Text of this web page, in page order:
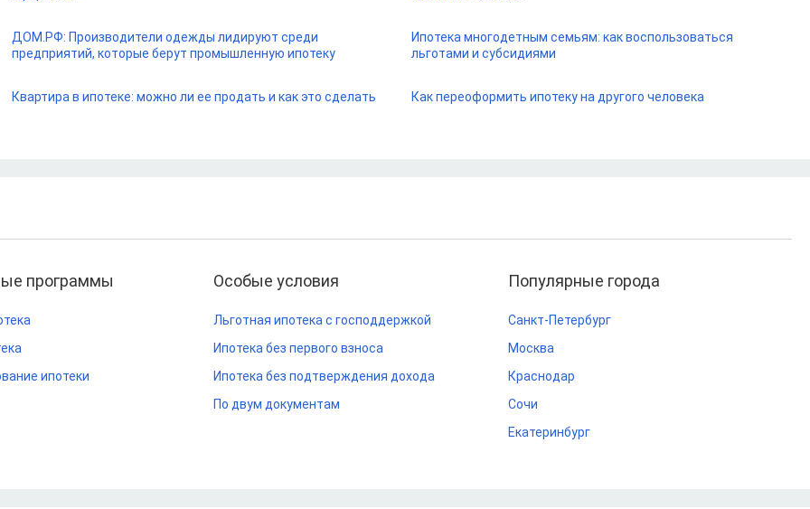
ДОМ.РФ: Производители одежды лидируют среди
предприятий, которые берут промышленную ипотеку
Квартира в ипотеке: можно ли ее продать и как это сделать
Ипотека многодетным семьям: как воспользоваться
льготами и субсидиями
Как переоформить ипотеку на другого человека
программы
ипотеки
Особые условия
Льготная ипотека с господдержкой
Ипотека без первого взноса
Ипотека без подтверждения дохода
По двум документам
Популярные города
Санкт-Петербург
Москва
Краснодар
Сочи
Екатеринбург